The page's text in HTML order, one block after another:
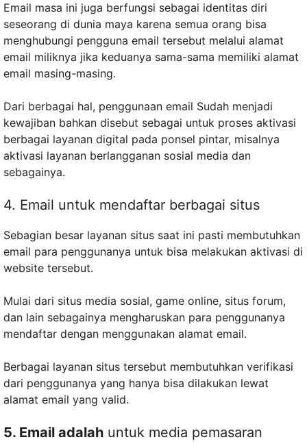
Email masa ini juga berfungsi sebagai identitas diri
seseorang di dunia maya karena semua orang bisa
menghubungi pengguna email tersebut melalui alamat
email miliknya jika keduanya sama-sama memiliki alamat
email masing-masing.
Dari berbagai hal, penggunaan email Sudah menjadi
kewajiban bahkan disebut sebagai untuk proses aktivasi
berbagai layanan digital pada ponsel pintar, misalnya
aktivasi layanan berlangganan sosial media dan
sebagainya.
4. Email untuk mendaftar berbagai situs
Sebagian besar layanan situs saat ini pasti membutuhkan
email para penggunanya untuk bisa melakukan aktivasi di
website tersebut.
Mulai dari situs media sosial, game online, situs forum,
dan lain sebagainya mengharuskan para penggunanya
mendaftar dengan menggunakan alamat email.
Berbagai layanan situs tersebut membutuhkan verifikasi
dari penggunanya yang hanya bisa dilakukan lewat
alamat email yang valid.
5. Email adalah untuk media pemasaran